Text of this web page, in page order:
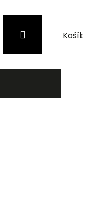
zdroje (UPS) a přepěťové
PřihlášeníNákupní
košík